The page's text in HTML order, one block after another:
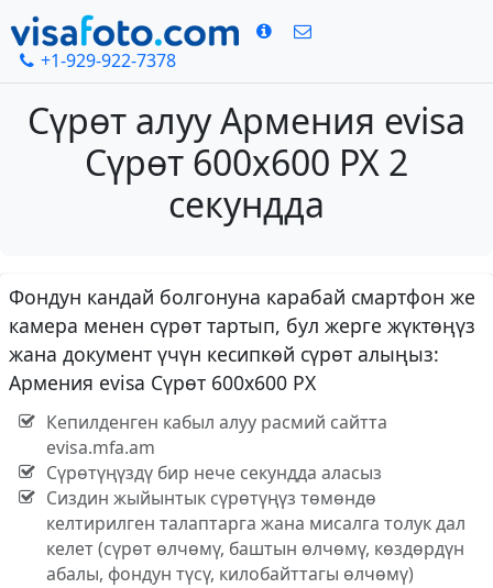
+1-929-922-7378
Сүрөт алуу Армения evisa
Сүрөт 600x600 PX 2
секундда
Фондун кандай болгонуна карабай смартфон же
камера менен сүрөт тартып, бул жерге жүктөңүз
жана документ үчүн кесипкөй сүрөт алыңыз:
Армения evisa Сүрөт 600x600 PX
Кепилденген кабыл алуу расмий сайтта
evisa.mfa.am
Сүрөтүңүздү бир нече секундда аласыз
Сиздин жыйынтык сүрөтүңүз төмөндө
келтирилген талаптарга жана мисалга толук дал
келет (сүрөт өлчөмү, баштын өлчөмү, көздөрдүн
абалы, фондун түсү, килобайттагы өлчөмү)